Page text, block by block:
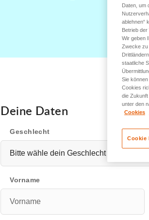
Deine Daten
Geschlecht
Bitte wähle dein Geschlecht ...
Vorname
Daten, um
ablehnen“
Betrieb der
Wir geben
Zwecke zu
staatliche
Sie
Cookies
die Zukunft
unter den
Cookies
Cookie